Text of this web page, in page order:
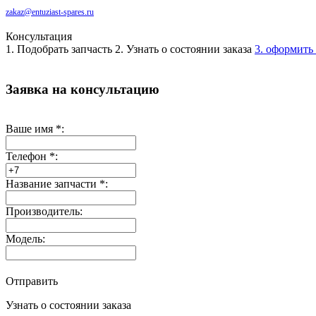
zakaz@entuziast-spares.ru
Консультация
1. Подобрать запчасть 2. Узнать о состоянии заказа 3. оформить
Заявка на консультацию
Ваше имя *:
Телефон *:
Название запчасти *:
Производитель:
Модель:
Отправить
Узнать о состоянии заказа